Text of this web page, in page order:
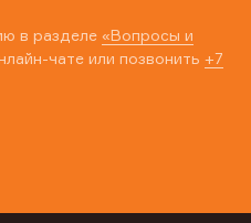
в разделе «Вопросы и
чате или позвонить +7